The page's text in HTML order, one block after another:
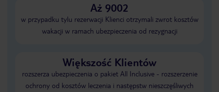
Aż 9002
w przypadku tylu rezerwacji Klienci otrzymali zwrot kosztów
wakacji w ramach ubezpieczenia od rezygnacji
Większość Klientów
rozszerza ubezpieczenia o pakiet All Inclusive - rozszerzenie
ochrony od kosztów leczenia i następstw nieszczęśliwych